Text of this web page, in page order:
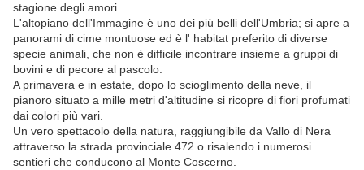
stagione degli amori.
L'altopiano dell'Immagine è uno dei più belli dell'Umbria; si apre a
panorami di cime montuose ed è l' habitat preferito di diverse
specie animali, che non è difficile incontrare insieme a gruppi di
bovini e di pecore al pascolo.
A primavera e in estate, dopo lo scioglimento della neve, il
pianoro situato a mille metri d'altitudine si ricopre di fiori profumati
dai colori più vari.
Un vero spettacolo della natura, raggiungibile da Vallo di Nera
attraverso la strada provinciale 472 o risalendo i numerosi
sentieri che conducono al Monte Coscerno.